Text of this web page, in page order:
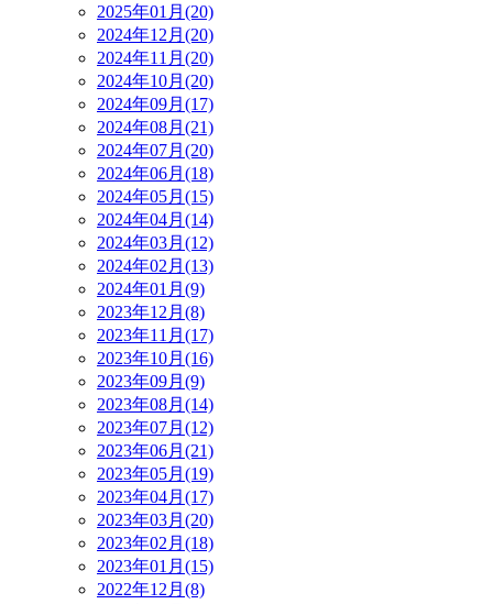
2025年01月(20)
2024年12月(20)
2024年11月(20)
2024年10月(20)
2024年09月(17)
2024年08月(21)
2024年07月(20)
2024年06月(18)
2024年05月(15)
2024年04月(14)
2024年03月(12)
2024年02月(13)
2024年01月(9)
2023年12月(8)
2023年11月(17)
2023年10月(16)
2023年09月(9)
2023年08月(14)
2023年07月(12)
2023年06月(21)
2023年05月(19)
2023年04月(17)
2023年03月(20)
2023年02月(18)
2023年01月(15)
2022年12月(8)